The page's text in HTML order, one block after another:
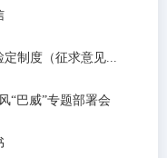
制度（征求意见...
“巴威”专题部署会